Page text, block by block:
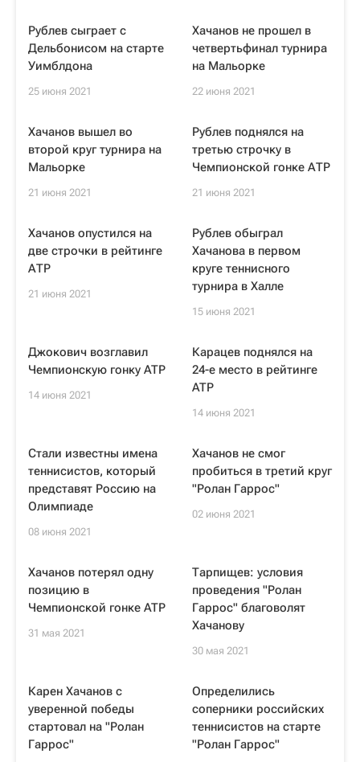
Рублев сыграет с
Дельбонисом на старте
Уимблдона
25 июня 2021
Хачанов не прошел в
четвертьфинал турнира
на Мальорке
22 июня 2021
Хачанов вышел во
второй круг турнира на
Мальорке
21 июня 2021
Рублев поднялся на
третью строчку в
Чемпионской гонке АТР
21 июня 2021
Хачанов опустился на
две строчки в рейтинге
АТР
21 июня 2021
Рублев обыграл
Хачанова в первом
круге теннисного
турнира в Халле
15 июня 2021
Джокович возглавил
Чемпионскую гонку ATP
14 июня 2021
Карацев поднялся на
24-е место в рейтинге
ATP
14 июня 2021
Стали известны имена
теннисистов, который
представят Россию на
Олимпиаде
08 июня 2021
Хачанов не смог
пробиться в третий круг
"Ролан Гаррос"
02 июня 2021
Хачанов потерял одну
позицию в
Чемпионской гонке ATP
31 мая 2021
Тарпищев: условия
проведения "Ролан
Гаррос" благоволят
Хачанову
30 мая 2021
Карен Хачанов с
уверенной победы
стартовал на "Ролан
Гаррос"
Определились
соперники российских
теннисистов на старте
"Ролан Гаррос"